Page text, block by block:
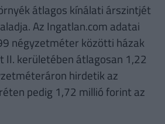
átlagos kínálati árszintjét
Az Ingatlan.com adatai
négyzetméter közötti házak
II. kerületében átlagosan 1,22
hirdetik az
pedig 1,72 millió forint az